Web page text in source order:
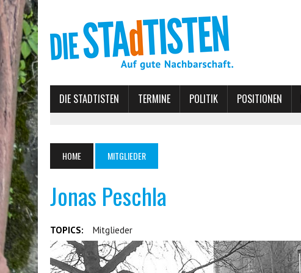
DIE STADTISTEN TERMINE POLITIK POSITIONEN
HOME MITGLIEDER
Jonas Peschla
TOPICS: Mitglieder